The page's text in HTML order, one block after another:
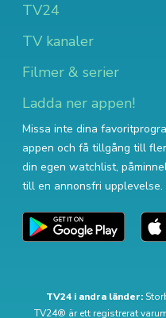
TV24
TV kanaler
Filmer & serier
Ladda ner appen!
Missa inte dina
appen och få tillgång till
din egen watchlist,
till en annonsfri upplevelse.
TV24 i andra länder:
TV24® är ett registrerat